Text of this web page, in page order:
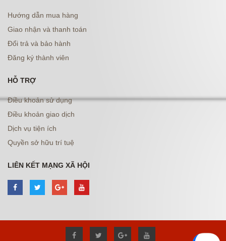
Hướng dẫn mua hàng
Giao nhận và thanh toán
Đổi trả và bảo hành
Đăng ký thành viên
HỖ TRỢ
Điều khoản sử dụng
Điều khoản giao dịch
Dịch vụ tiện ích
Quyền sở hữu trí tuệ
LIÊN KẾT MẠNG XÃ HỘI